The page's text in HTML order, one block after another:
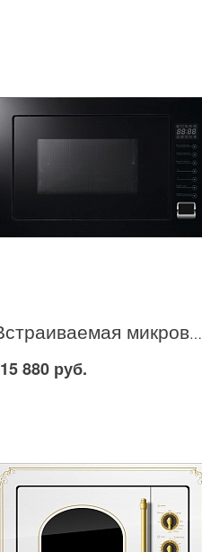
Встраиваемая микроволновая печь Midea TG 925 B8D в Москве
15 880 руб.